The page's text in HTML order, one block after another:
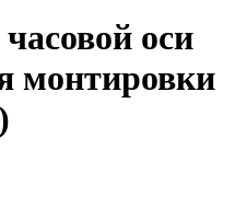
оси
монтировки